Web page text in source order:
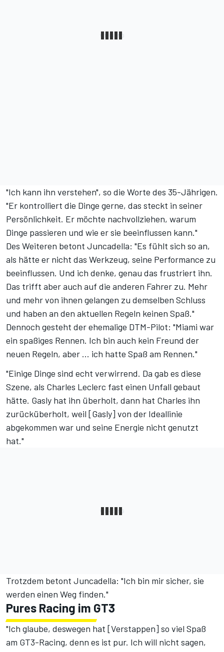
"Ich kann ihn verstehen", so die Worte des 35-Jährigen.
"Er kontrolliert die Dinge gerne, das steckt in seiner
Persönlichkeit. Er möchte nachvollziehen, warum
Dinge passieren und wie er sie beeinflussen kann."
Des Weiteren betont Juncadella: "Es fühlt sich so an,
als hätte er nicht das Werkzeug, seine Performance zu
beeinflussen. Und ich denke, genau das frustriert ihn.
Das trifft aber auch auf die anderen Fahrer zu. Mehr
und mehr von ihnen gelangen zu demselben Schluss
und haben an den aktuellen Regeln keinen Spaß."
Dennoch gesteht der ehemalige DTM-Pilot: "Miami war
ein spaßiges Rennen. Ich bin auch kein Freund der
neuen Regeln, aber ... ich hatte Spaß am Rennen."
"Einige Dinge sind echt verwirrend. Da gab es diese
Szene, als Charles Leclerc fast einen Unfall gebaut
hätte. Gasly hat ihn überholt, dann hat Charles ihn
zurücküberholt, weil [Gasly] von der Ideallinie
abgekommen war und seine Energie nicht genutzt
hat."
Trotzdem betont Juncadella: "Ich bin mir sicher, sie
werden einen Weg finden."
Pures Racing im GT3
"Ich glaube, deswegen hat [Verstappen] so viel Spaß
am GT3-Racing, denn es ist pur. Ich will nicht sagen,